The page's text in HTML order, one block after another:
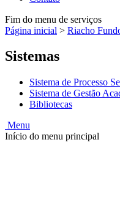
Fim do menu de serviços
Página inicial > Riacho
Sistemas
Sistema de Processo
Sistema de Gestão
Bibliotecas
Menu
Início do menu principal